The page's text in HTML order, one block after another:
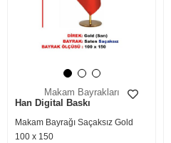
Makam Bayrakları
Han Digital Baskı
Makam Bayrağı Saçaksız Gold
100 x 150